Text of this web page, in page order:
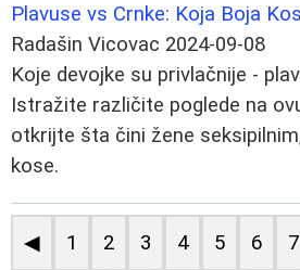
Plavuse vs Crnke: Koja Boja
Radašin Vicovac 2024-09-08
Koje devojke su privlačnije -
Istražite različite poglede na
otkrijte šta čini žene
kose.
◀ 1 2 3 4 5 6 7